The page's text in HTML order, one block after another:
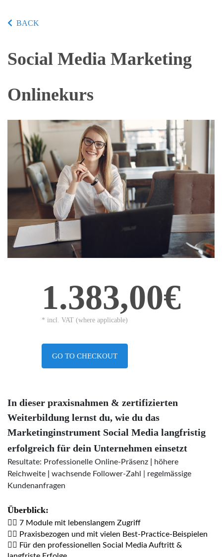
BACK
Social Media Marketing
Onlinekurs
1.383,00€
* incl. VAT (where applicable)
GO TO CHECKOUT
In dieser praxisnahmen & zertifizierten
Weiterbildung lernst du, wie du das
Marketinginstrument Social Media langfristig
erfolgreich für dein Unternehmen einsetzt
Resultate: Professionelle Online-Präsenz
höhere
Reichweite
wachsende Follower-Zahl |
regelmässige
Kundenanfragen
Überblick:
👉🏼 7 Module mit lebenslangem Zugriff
👉🏼 Praxisbezogen und mit vielen Best-Practice-Beispielen
👉🏼 Für den professionellen Social Media Auftritt &